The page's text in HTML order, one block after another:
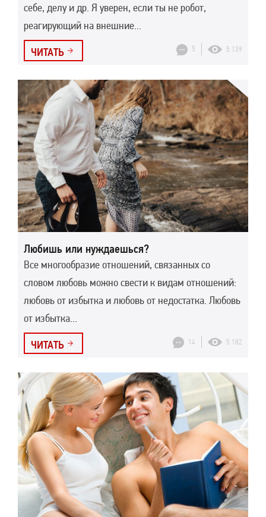
себе, делу и др. Я уверен, если ты не робот,
реагирующий на внешние...
ЧИТАТЬ 5 5 139
Любишь или нуждаешься?
Все многообразие отношений, связанных со
словом любовь можно свести к видам отношений:
любовь от избытка и любовь от недостатка. Любовь
от избытка...
ЧИТАТЬ 14 5 182